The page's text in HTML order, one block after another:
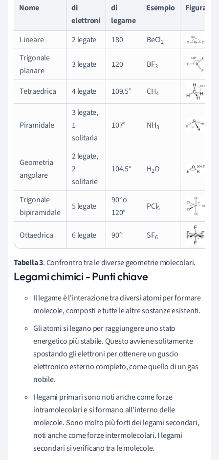
Nome
di
elettroni
di
legame
Esempio Figura
Lineare 2 legate 180 BeCl2
Trigonale
planare
3 legate 120 BF3
Tetraedrica 4 legate 109.5° CH4
Piramidale
3 legate,
1
solitaria
107° NH3
Geometria
angolare
2 legate,
2
solitarie
104.5° H2O
Trigonale
bipiramidale
5 legate
90° o
120°
PCl5
Ottaedrica 6 legate 90° SF6
Tabella 3. Confrontro tra le diverse geometrie molecolari.
Legami chimici - Punti chiave
Il legame è l'interazione tra diversi atomi per formare
molecole, composti e tutte le altre sostanze esistenti.
Gli atomi si legano per raggiungere uno stato
energetico più stabile. Questo avviene solitamente
spostando gli elettroni per ottenere un guscio
elettronico esterno completo, come quello di un gas
nobile.
I legami primari sono noti anche come forze
intramolecolari e si formano all'interno delle
molecole. Sono molto più forti dei legami secondari,
noti anche come forze intermolecolari. I legami
secondari si verificano tra le molecole.